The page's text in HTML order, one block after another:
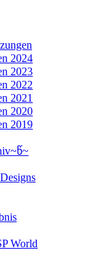
2024
2023
2022
2021
2020
2019
World